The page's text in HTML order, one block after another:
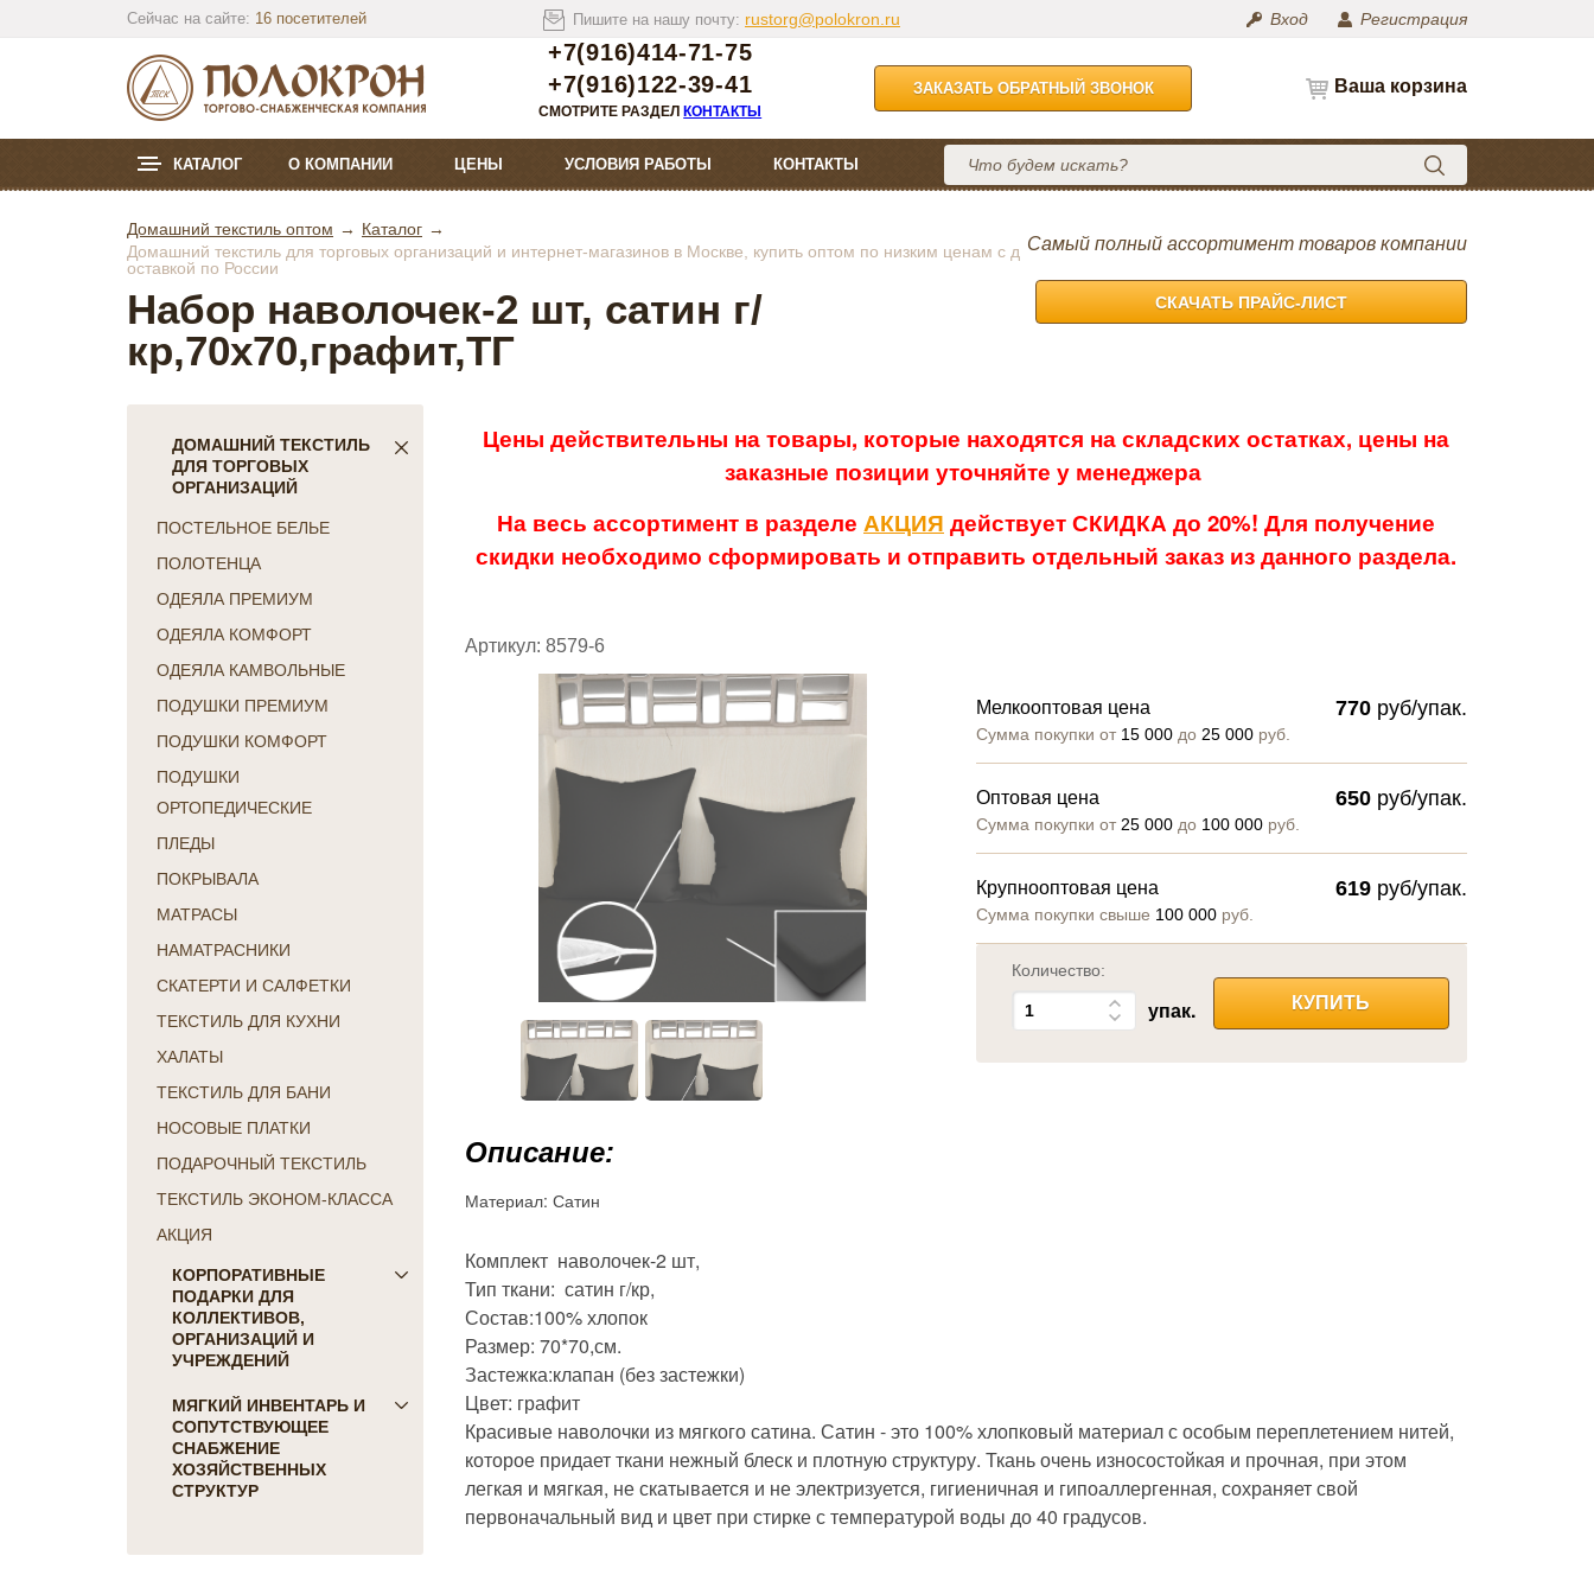
Сейчас на сайте: 16 посетителей Пишите на нашу почту: rustorg@polokron.ru Вход Регистрация
+7(916)414-71-75
+7(916)122-39-41
СМОТРИТЕ РАЗДЕЛКОНТАКТЫ
ЗАКАЗАТЬ ОБРАТНЫЙ ЗВОНОК Ваша корзина
КАТАЛОГ О КОМПАНИИ ЦЕНЫ УСЛОВИЯ РАБОТЫ КОНТАКТЫ
Домашний текстиль оптом
Каталог
Домашний текстиль для торговых организаций и интернет-магазинов в Москве, купить оптом по низким ценам с д
оставкой по России
Набор наволочек-2 шт, сатин г/
кр,70х70,графит,ТГ
Самый полный ассортимент товаров компании
СКАЧАТЬ ПРАЙС-ЛИСТ
ДОМАШНИЙ ТЕКСТИЛЬ
ДЛЯ ТОРГОВЫХ
ОРГАНИЗАЦИЙ
ПОСТЕЛЬНОЕ БЕЛЬЕ
ПОЛОТЕНЦА
ОДЕЯЛА ПРЕМИУМ
ОДЕЯЛА КОМФОРТ
ОДЕЯЛА КАМВОЛЬНЫЕ
ПОДУШКИ ПРЕМИУМ
ПОДУШКИ КОМФОРТ
ПОДУШКИ
ОРТОПЕДИЧЕСКИЕ
ПЛЕДЫ
ПОКРЫВАЛА
МАТРАСЫ
НАМАТРАСНИКИ
СКАТЕРТИ И САЛФЕТКИ
ТЕКСТИЛЬ ДЛЯ КУХНИ
ХАЛАТЫ
ТЕКСТИЛЬ ДЛЯ БАНИ
НОСОВЫЕ ПЛАТКИ
ПОДАРОЧНЫЙ ТЕКСТИЛЬ
ТЕКСТИЛЬ ЭКОНОМ-КЛАССА
АКЦИЯ
КОРПОРАТИВНЫЕ
ПОДАРКИ ДЛЯ
КОЛЛЕКТИВОВ,
ОРГАНИЗАЦИЙ И
УЧРЕЖДЕНИЙ
ПОДАРКИ ДЛЯ КОГО:
Женщинам
Коллегам
Мужчинам
МЯГКИЙ ИНВЕНТАРЬ И
СОПУТСТВУЮЩЕЕ
СНАБЖЕНИЕ
ХОЗЯЙСТВЕННЫХ
СТРУКТУР
Цены действительны на товары, которые находятся на складских остатках, цены на
заказные позиции уточняйте у менеджера
На весь ассортимент в разделе АКЦИЯ действует СКИДКА до 20%! Для получение
скидки необходимо сформировать и отправить отдельный заказ из данного раздела.
Артикул: 8579-6
Мелкооптовая цена
Сумма покупки от 15 000до 25 000руб.
770 руб/упак.
Оптовая цена
Сумма покупки от 25 000до 100 000руб.
650 руб/упак.
Крупнооптовая цена
Сумма покупки свыше 100 000руб.
619 руб/упак.
Количество:
упак. КУПИТЬ
Описание:
Материал: Сатин
Комплект наволочек-2 шт,
Тип ткани: сатин г/кр,
Состав:100% хлопок
Размер: 70*70,см.
Застежка:клапан (без застежки)
Цвет: графит
Красивые наволочки из мягкого сатина. Сатин - это 100% хлопковый материал с особым переплетением нитей,
которое придает ткани нежный блеск и плотную структуру. Ткань очень износостойкая и прочная, при этом
легкая и мягкая, не скатывается и не электризуется, гигиеничная и гипоаллергенная, сохраняет свой
первоначальный вид и цвет при стирке с температурой воды до 40 градусов.